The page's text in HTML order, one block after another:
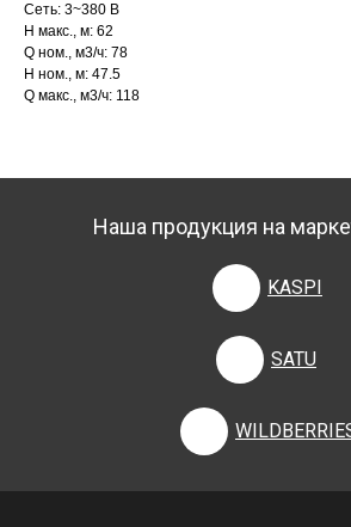
Сеть: 3~380 В
H макс., м: 62
Q ном., м3/ч: 78
H ном., м: 47.5
Q макс., м3/ч: 118
Наша продукция на
KASPI
SATU